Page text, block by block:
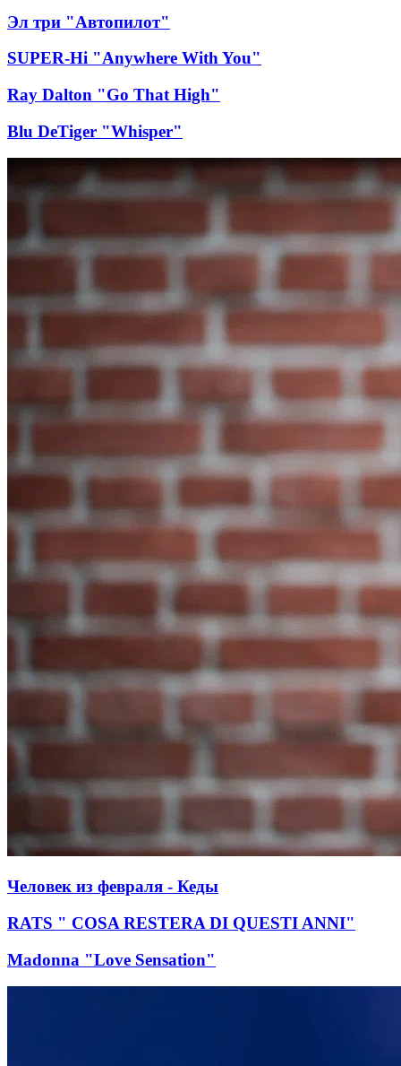
Эл три "Автопилот"
SUPER-Hi "Anywhere With You"
Ray Dalton "Go That High"
Blu DeTiger "Whisper"
Человек из февраля - Кеды
RATS " COSA RESTERA DI QUESTI ANNI"
Madonna "Love Sensation"